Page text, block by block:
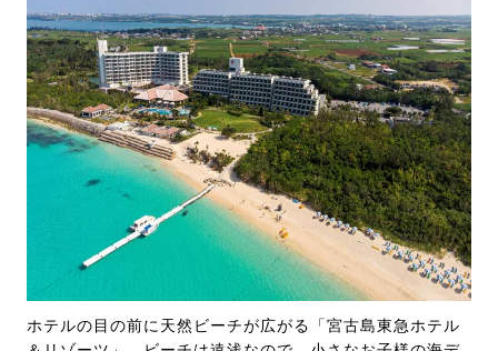
ホテルの目の前に天然ビーチが広がる「宮古島東急ホテル